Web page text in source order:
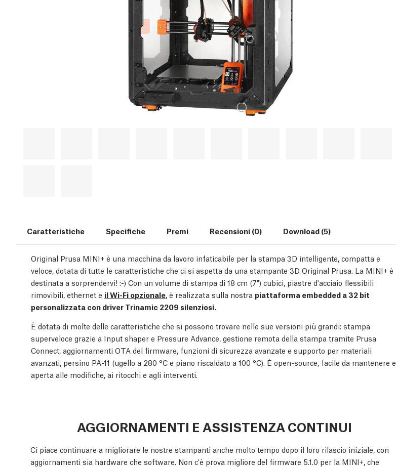
Caratteristiche Specifiche Premi Recensioni (0) Download (5)
Original Prusa MINI+ è una macchina da lavoro infaticabile per la stampa 3D intelligente, compatta e
veloce, dotata di tutte le caratteristiche che ci si aspetta da una stampante 3D Original Prusa. La MINI+ è
destinata a sorprendervi! :-) Con un volume di stampa di 18 cm (7") cubici, piastre d'acciaio flessibili
rimovibili, ethernet e il Wi-Fi opzionale, è realizzata sulla nostra piattaforma embedded a 32 bit
personalizzata con driver Trinamic 2209 silenziosi.
È dotata di molte delle caratteristiche che si possono trovare nelle sue versioni più grandi: stampa
superveloce grazie a Input shaper e Pressure Advance, gestione remota della stampa tramite Prusa
Connect, aggiornamenti OTA del firmware, funzioni di sicurezza avanzate e supporto per materiali
avanzati, persino PA-11 (ugello a 280 °C e piano riscaldato a 100 °C). È open-source, facile da mantenere e
aperta alle modifiche, ai ritocchi e agli interventi.
AGGIORNAMENTI E ASSISTENZA CONTINUI
Ci piace continuare a migliorare le nostre stampanti anche molto tempo dopo il loro rilascio iniziale, con
aggiornamenti sia hardware che software. Non c'è prova migliore del firmware 5.1.0 per la MINI+, che